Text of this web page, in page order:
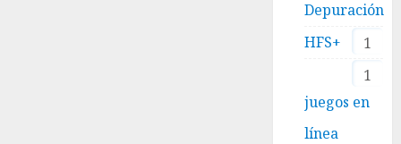
Depuración
1
HFS+
1
juegos en
línea